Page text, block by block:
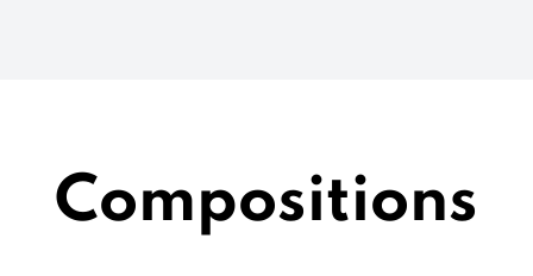
Compositions